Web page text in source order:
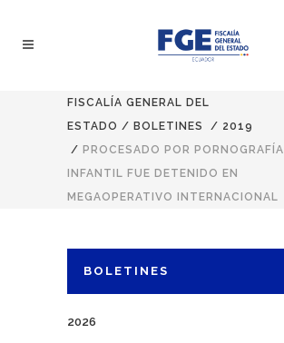
FISCALÍA GENERAL DEL
ESTADO / BOLETINES / 2019
/ PROCESADO POR PORNOGRAFÍA
INFANTIL FUE DETENIDO EN
MEGAOPERATIVO INTERNACIONAL
BOLETINES
2026